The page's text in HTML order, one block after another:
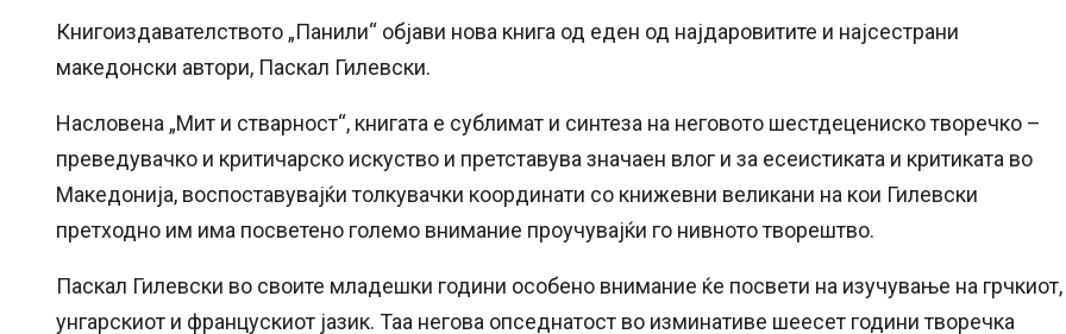
Книгоиздавателството „Панили“ објави нова книга од еден од најдаровитите и најсестрани
македонски автори, Паскал Гилевски.
Насловена „Мит и стварност“, книгата е сублимат и синтеза на неговото шестдецениско творечко –
преведувачко и критичарско искуство и претставува значаен влог и за есеистиката и критиката во
Македонија, воспоставувајќи толкувачки координати со книжевни великани на кои Гилевски
претходно им има посветено големо внимание проучувајќи го нивното творештво.
Паскал Гилевски во своите младешки години особено внимание ќе посвети на изучување на грчкиот,
унгарскиот и францускиот јазик. Таа негова опседнатост во изминативе шеесет години творечка